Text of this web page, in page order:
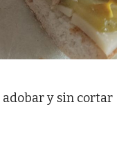
adobar y sin cortar